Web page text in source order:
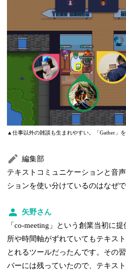
▲仕事以外の雑談も生まれやすい。「Gather」
編集部
テキストコミュニケーションと音
ションを使い分けているのはなぜで
矢野さん
「co-meeting」という創業当初に
所や時間軸がずれていてもテキス
とれるツールだったんです。その
バーには残っていたので、テキス